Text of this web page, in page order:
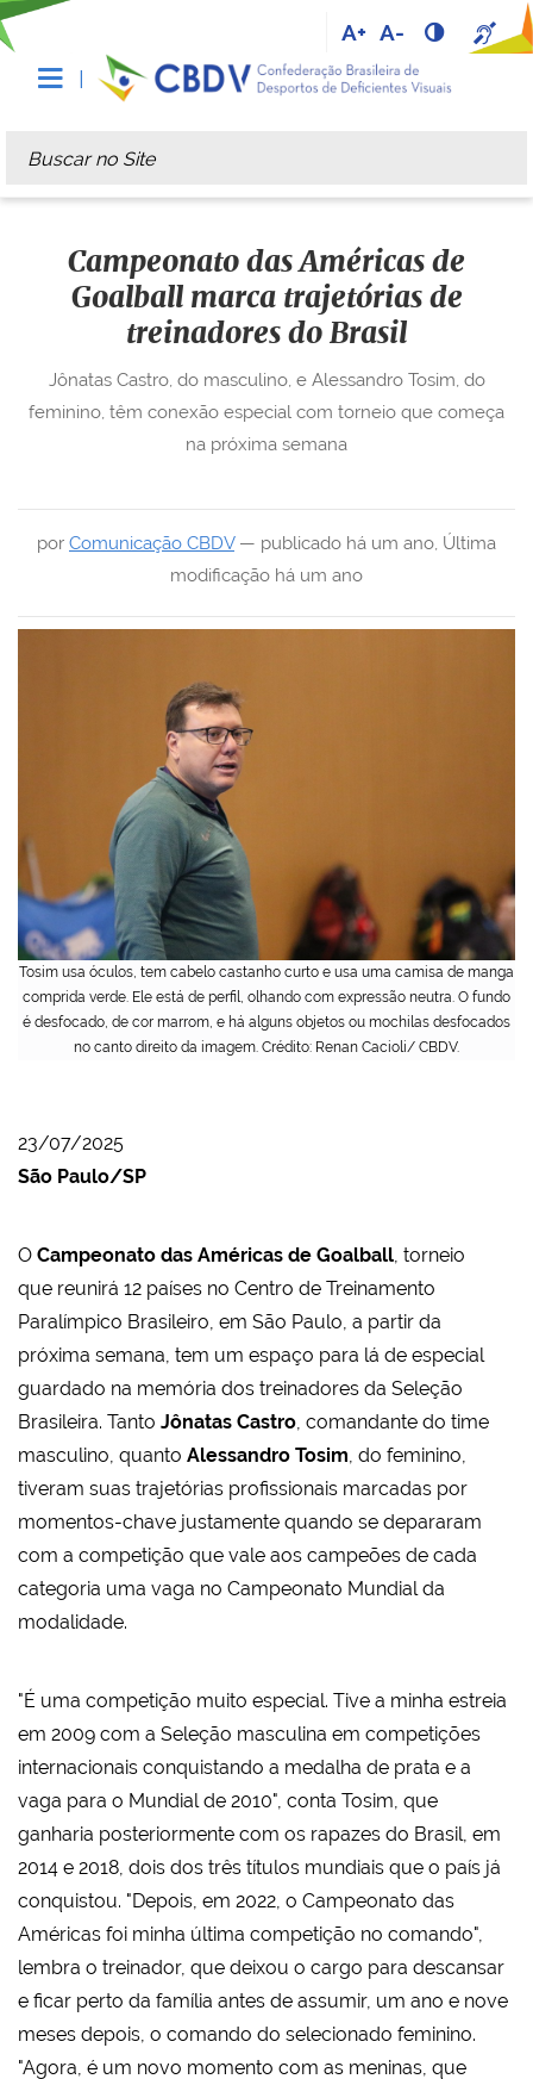
A+ A-
Busca
Busca Avançada…
Tosim usa óculos, tem cabelo castanho curto e usa uma camisa de manga
comprida verde. Ele está de perfil, olhando com expressão neutra. O fundo
é desfocado, de cor marrom, e há alguns objetos ou mochilas desfocados
no canto direito da imagem. Crédito: Renan Cacioli/ CBDV.
Campeonato das Américas de
Goalball marca trajetórias de
treinadores do Brasil
por Comunicação CBDV— publicado há um ano, Última
modificação há um ano
Jônatas Castro, do masculino, e Alessandro Tosim, do
feminino, têm conexão especial com torneio que começa
na próxima semana
23/07/2025
São Paulo/SP
O Campeonato das Américas de Goalball, torneio
que reunirá 12 países no Centro de Treinamento
Paralímpico Brasileiro, em São Paulo, a partir da
próxima semana, tem um espaço para lá de especial
guardado na memória dos treinadores da Seleção
Brasileira. Tanto Jônatas Castro, comandante do time
masculino, quanto Alessandro Tosim, do feminino,
tiveram suas trajetórias profissionais marcadas por
momentos-chave justamente quando se depararam
com a competição que vale aos campeões de cada
categoria uma vaga no Campeonato Mundial da
modalidade.
"É uma competição muito especial. Tive a minha estreia
em 2009 com a Seleção masculina em competições
internacionais conquistando a medalha de prata e a
vaga para o Mundial de 2010", conta Tosim, que
ganharia posteriormente com os rapazes do Brasil, em
2014 e 2018, dois dos três títulos mundiais que o país já
conquistou. "Depois, em 2022, o Campeonato das
Américas foi minha última competição no comando",
lembra o treinador, que deixou o cargo para descansar
e ficar perto da família antes de assumir, um ano e nove
meses depois, o comando do selecionado feminino.
"Agora, é um novo momento com as meninas, que